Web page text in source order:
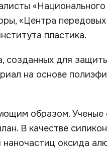
«Центра
пластика.
созданных для
на основе
образом.
В качестве
оксида